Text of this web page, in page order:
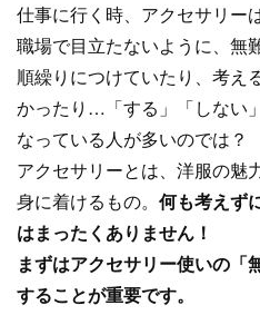
仕事に行く時、アクセサリー
職場で目立たないように、無
順繰りにつけていたり、考え
かったり…「する」「しない
なっている人が多いのでは？
アクセサリーとは、洋服の魅
身に着けるもの。 何も考えず
はまったくありません！
まずはアクセサリー使いの「
することが重要です。